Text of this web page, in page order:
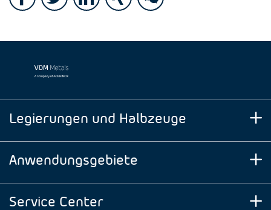
Legierungen und Halbzeuge
Anwendungsgebiete
Service Center